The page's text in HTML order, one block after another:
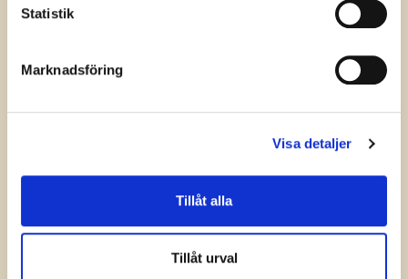
Statistik
Marknadsföring
Visa detaljer
Tillåt alla
Tillåt urval
kristall. Härliga grund...
Läs mer »